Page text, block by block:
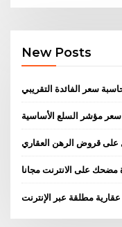
New Posts
سعر الفائدة التقريبي
سعر مؤشر السلع الأساسية
على قروض الرهن العقاري
مضحك على الانترنت مجانا
مطلقة عبر الإنترنت